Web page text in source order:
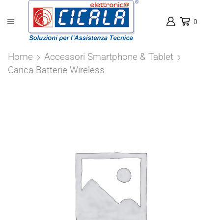
0
Home
Accessori Smartphone & Tablet
Carica Batterie Wireless